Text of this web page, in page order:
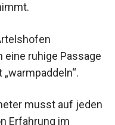
eine ruhige Passage
musst auf jeden
Erfahrung im